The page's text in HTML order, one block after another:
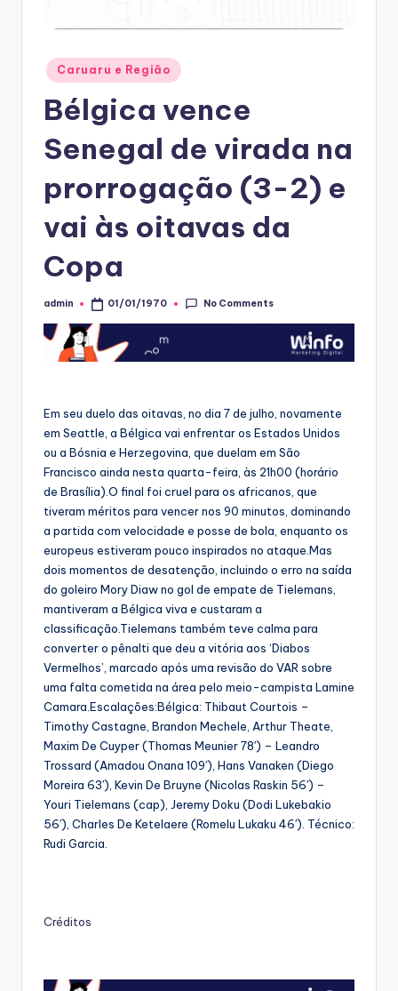
Posted
in
Caruaru e Região
Bélgica vence
Senegal de virada na
prorrogação (3-2) e
vai às oitavas da
Copa
Posted
admin 01/01/1970 No Comments
Em seu duelo das oitavas, no dia 7 de julho, novamente
em Seattle, a Bélgica vai enfrentar os Estados Unidos
ou a Bósnia e Herzegovina, que duelam em São
Francisco ainda nesta quarta-feira, às 21h00 (horário
de Brasília).O final foi cruel para os africanos, que
tiveram méritos para vencer nos 90 minutos, dominando
a partida com velocidade e posse de bola, enquanto os
europeus estiveram pouco inspirados no ataque.Mas
dois momentos de desatenção, incluindo o erro na saída
do goleiro Mory Diaw no gol de empate de Tielemans,
mantiveram a Bélgica viva e custaram a
classificação.Tielemans também teve calma para
converter o pênalti que deu a vitória aos ‘Diabos
Vermelhos’, marcado após uma revisão do VAR sobre
uma falta cometida na área pelo meio-campista Lamine
Camara.Escalações:Bélgica: Thibaut Courtois –
Timothy Castagne, Brandon Mechele, Arthur Theate,
Maxim De Cuyper (Thomas Meunier 78′) – Leandro
Trossard (Amadou Onana 109′), Hans Vanaken (Diego
Moreira 63′), Kevin De Bruyne (Nicolas Raskin 56′) –
Youri Tielemans (cap), Jeremy Doku (Dodi Lukebakio
56′), Charles De Ketelaere (Romelu Lukaku 46′). Técnico:
Rudi Garcia.
Créditos